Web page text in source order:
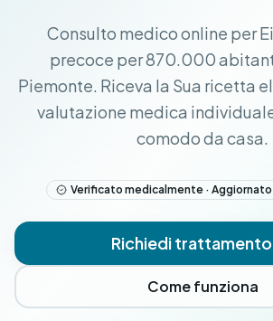
Consulto medico online per
precoce per 870.000
Piemonte. Riceva la Sua ricetta
valutazione medica
comodo da casa.
Verificato medicalmente ·
Richiedi trattamento
Come funziona